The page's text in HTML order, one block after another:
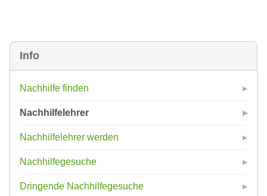
Info
Nachhilfe finden
Nachhilfelehrer
Nachhilfelehrer werden
Nachhilfegesuche
Dringende Nachhilfegesuche